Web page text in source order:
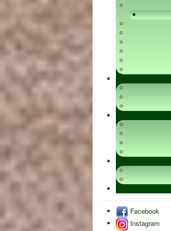
Facebook
Instagram